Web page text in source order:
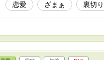
恋愛 ざまぁ 裏切り